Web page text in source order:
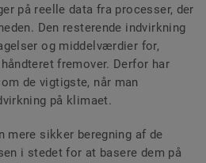
på reelle data fra processer, der
Den resterende indvirkning
og middelværdier for,
fremover. Derfor har
de vigtigste, når man
på klimaet.
mere sikker beregning af de
i stedet for at basere dem på